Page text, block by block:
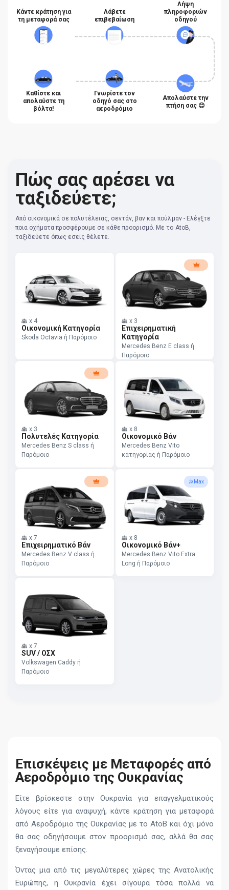
Κάντε κράτηση για
τη μεταφορά σας
Λάβετε
επιβεβαίωση
Λήψη
πληροφοριών
οδηγού
Καθίστε και
απολαύστε τη
βόλτα!
Γνωρίστε τον
οδηγό σας στο
αεροδρόμιο
Απολαύστε την
πτήση σας 😊
Πώς σας αρέσει να
ταξιδεύετε;
Από οικονομικά σε πολυτέλειας, σεντάν, βαν και πούλμαν - Ελέγξτε
ποια οχήματα προσφέρουμε σε κάθε προορισμό. Με το AtoB,
ταξιδεύετε όπως εσείς θέλετε.
x 4
Οικονομική Κατηγορία
Skoda Octavia ή Παρόμοιο
x 3
Επιχειρηματική
Κατηγορία
Mercedes Benz E class ή
Παρόμοιο
x 3
Πολυτελές Κατηγορία
Mercedes Benz S class ή
Παρόμοιο
x 8
Οικονομικό Βάν
Mercedes Benz Vito
κατηγορίας ή Παρόμοιο
x 7
Επιχειρηματικό Βάν
Mercedes Benz V class ή
Παρόμοιο
Max
x 8
Οικονομικό Βάν+
Mercedes Benz Vito Extra
Long ή Παρόμοιο
x 7
SUV / ΟΣΧ
Volkswagen Caddy ή
Παρόμοιο
Επισκέψεις με Μεταφορές από
Αεροδρόμιο της Ουκρανίας
Είτε βρίσκεστε στην Ουκρανία για επαγγελματικούς
λόγους είτε για αναψυχή, κάντε κράτηση για μεταφορά
από Αεροδρόμιο της Ουκρανίας με το AtoB και όχι μόνο
θα σας οδηγήσουμε στον προορισμό σας, αλλά θα σας
ξεναγήσουμε επίσης.
Όντας μια από τις μεγαλύτερες χώρες της Ανατολικής
Ευρώπης, η Ουκρανία έχει σίγουρα τόσα πολλά να